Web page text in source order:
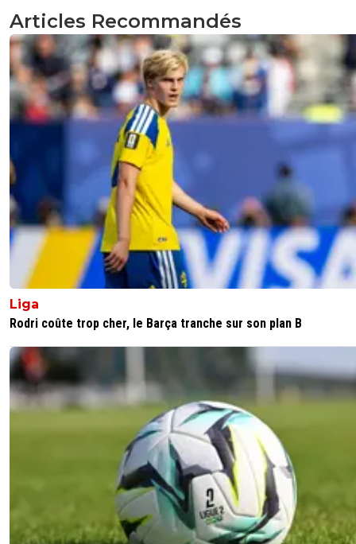
Articles Recommandés
Liga
Rodri coûte trop cher, le Barça tranche sur son plan B